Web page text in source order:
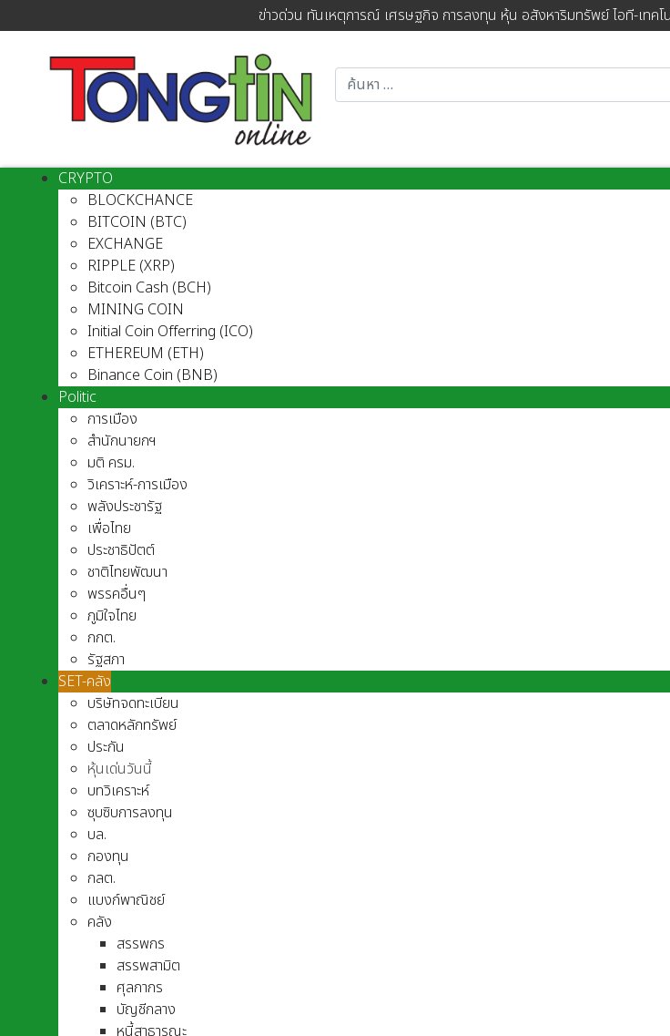
ข่าวด่วน ทันเหตุการณ์ เศรษฐกิจ การลงทุน หุ้น อสังหาริมทรัพย์ ไอที-เทคโ
CRYPTO
BLOCKCHANCE
BITCOIN (BTC)
EXCHANGE
RIPPLE (XRP)
Bitcoin Cash (BCH)
MINING COIN
Initial Coin Offerring (ICO)
ETHEREUM (ETH)
Binance Coin (BNB)
Politic
การเมือง
สำนักนายกฯ
มติ ครม.
วิเคราะห์-การเมือง
พลังประชารัฐ
เพื่อไทย
ประชาธิปัตต์
ชาติไทยพัฒนา
พรรคอื่นๆ
ภูมิใจไทย
กกต.
รัฐสภา
SET-คลัง
บริษัทจดทะเบียน
ตลาดหลักทรัพย์
ประกัน
หุ้นเด่นวันนี้
บทวิเคราะห์
ซุบซิบการลงทุน
บล.
กองทุน
กลต.
แบงก์พาณิชย์
คลัง
สรรพกร
สรรพสามิต
ศุลกากร
บัญชีกลาง
หนี้สาธารณะ